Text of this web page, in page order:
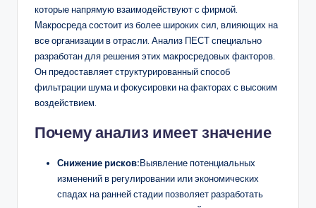
которые напрямую взаимодействуют с фирмой.
Макросреда состоит из более широких сил, влияющих на
все организации в отрасли. Анализ ПЕСТ специально
разработан для решения этих макросредовых факторов.
Он предоставляет структурированный способ
фильтрации шума и фокусировки на факторах с высоким
воздействием.
Почему анализ имеет значение
Снижение рисков:Выявление потенциальных
изменений в регулировании или экономических
спадах на ранней стадии позволяет разработать